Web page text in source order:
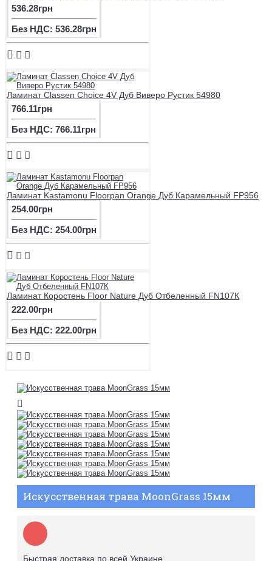
536.28грн
Без НДС: 536.28грн
Ламинат Classen Choice 4V Дуб Виверо Рустик 54980
766.11грн
Без НДС: 766.11грн
Ламинат Kastamonu Floorpan Orange Дуб Карамельный FP956
254.00грн
Без НДС: 254.00грн
Ламинат Коростень Floor Nature Дуб Отбеленный FN107К
222.00грн
Без НДС: 222.00грн
Искусственная трава MoonGrass 15мм
Быстрая доставка по всей Украине